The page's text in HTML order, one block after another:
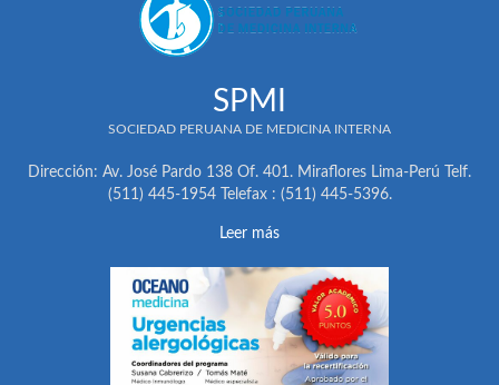
SPMI
SOCIEDAD PERUANA DE MEDICINA INTERNA
Dirección: Av. José Pardo 138 Of. 401. Miraflores Lima-Perú Telf.
(511) 445-1954 Telefax : (511) 445-5396.
Leer más